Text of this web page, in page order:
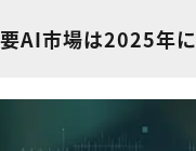
AI市場は2025年